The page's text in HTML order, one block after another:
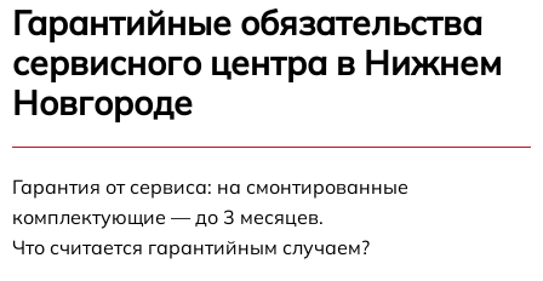
Гарантийные обязательства
сервисного центра в Нижнем
Новгороде
Гарантия от сервиса: на смонтированные
комплектующие — до 3 месяцев.
Что считается гарантийным случаем?